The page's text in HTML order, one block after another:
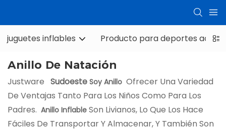
juguetes inflables Producto para deportes
Anillo De Natación
Justware Sudoeste Soy Anillo Ofrecer Una Variedad
De Ventajas Tanto Para Los Niños Como Para Los
Padres. Anillo Inflable Son Livianos, Lo Que Los Hace
Fáciles De Transportar Y Almacenar, Y También Son